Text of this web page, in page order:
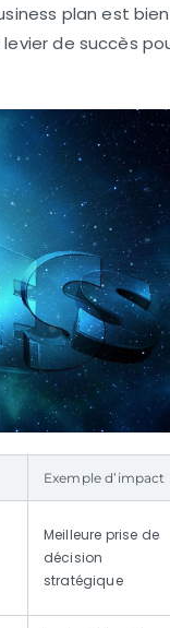
plan est bien
levier de succès
Exemple d’impact
Meilleure prise de
décision
stratégique